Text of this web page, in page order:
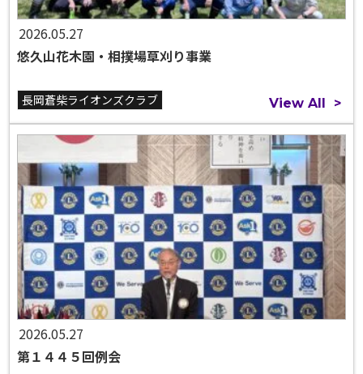
2026.05.27
悠久山花木園・相撲場草刈り事業
長岡蒼柴ライオンズクラブ View All >
2026.05.27
第１４４５回例会